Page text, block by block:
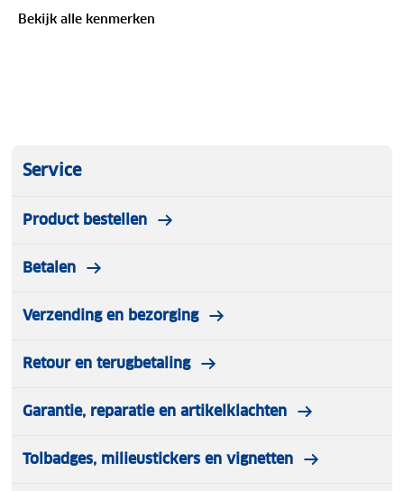
Telefoonhouder aan de schouderriem
Bekijk alle kenmerken
Service
Product bestellen
Betalen
Verzending en bezorging
Retour en terugbetaling
Garantie, reparatie en artikelklachten
Tolbadges, milieustickers en vignetten